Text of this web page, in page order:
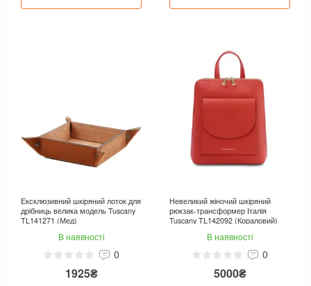
Ексклюзивний шкіряний лоток для
дрібниць велика модель Tuscany
TL141271 (Мед)
В наявності
0
1925₴
Невеликий жіночий шкіряний
рюкзак-трансформер Італія
Tuscany TL142092 (Кораловий)
В наявності
0
5000₴